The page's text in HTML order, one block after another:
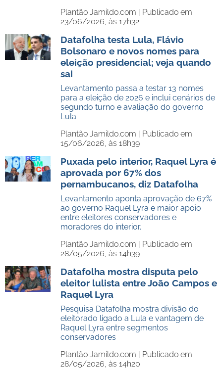
Plantão Jamildo.com | Publicado em
23/06/2026, às 17h32
Datafolha testa Lula, Flávio
Bolsonaro e novos nomes para
eleição presidencial; veja quando
sai
Levantamento passa a testar 13 nomes
para a eleição de 2026 e inclui cenários de
segundo turno e avaliação do governo
Lula
Plantão Jamildo.com | Publicado em
15/06/2026, às 18h39
Puxada pelo interior, Raquel Lyra é
aprovada por 67% dos
pernambucanos, diz Datafolha
Levantamento aponta aprovação de 67%
ao governo Raquel Lyra e maior apoio
entre eleitores conservadores e
moradores do interior.
Plantão Jamildo.com | Publicado em
28/05/2026, às 14h39
Datafolha mostra disputa pelo
eleitor lulista entre João Campos e
Raquel Lyra
Pesquisa Datafolha mostra divisão do
eleitorado ligado a Lula e vantagem de
Raquel Lyra entre segmentos
conservadores
Plantão Jamildo.com | Publicado em
28/05/2026, às 14h20